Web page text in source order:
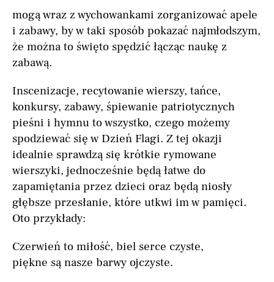
mogą wraz z wychowankami zorganizować apele
i zabawy, by w taki sposób pokazać najmłodszym,
że można to święto spędzić łącząc naukę z
zabawą.
Inscenizacje, recytowanie wierszy, tańce,
konkursy, zabawy, śpiewanie patriotycznych
pieśni i hymnu to wszystko, czego możemy
spodziewać się w Dzień Flagi. Z tej okazji
idealnie sprawdzą się krótkie rymowane
wierszyki, jednocześnie będą łatwe do
zapamiętania przez dzieci oraz będą niosły
głębsze przesłanie, które utkwi im w pamięci.
Oto przykłady:
Czerwień to miłość, biel serce czyste,
piękne są nasze barwy ojczyste.